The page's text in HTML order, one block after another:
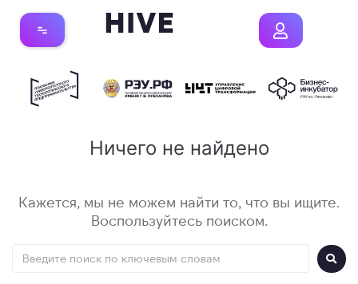
Ничего не найдено
Кажется, мы не можем найти то, что вы ищите.
Воспользуйтесь поиском.